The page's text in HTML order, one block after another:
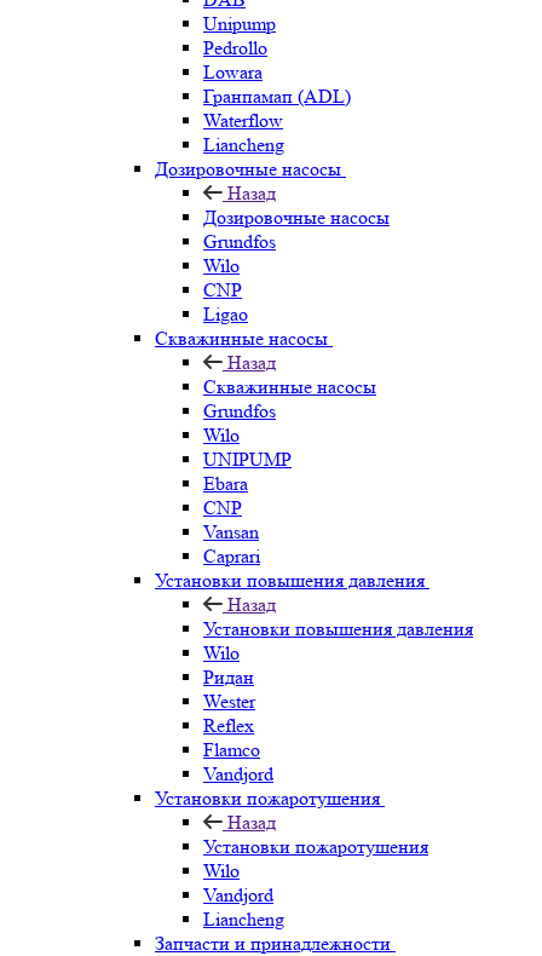
Unipump
Pedrollo
Lowara
Гранпамап (ADL)
Waterflow
Liancheng
Дозировочные насосы
Назад
Дозировочные насосы
Grundfos
Wilo
CNP
Ligao
Скважинные насосы
Назад
Скважинные насосы
Grundfos
Wilo
UNIPUMP
Ebara
CNP
Vansan
Caprari
Установки повышения давления
Назад
Установки повышения давления
Wilo
Ридан
Wester
Reflex
Flamco
Vandjord
Установки пожаротушения
Назад
Установки пожаротушения
Wilo
Vandjord
Liancheng
Запчасти и принадлежности